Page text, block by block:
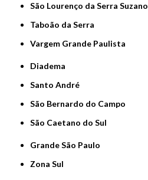
São Lourenço da Serra Suzano
Taboão da Serra
Vargem Grande Paulista
Diadema
Santo André
São Bernardo do Campo
São Caetano do Sul
Grande São Paulo
Zona Sul